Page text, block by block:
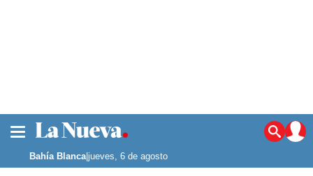
Noticias
La ciudad
Punta Alta
Bahía Blanca|jueves, 6 de agosto